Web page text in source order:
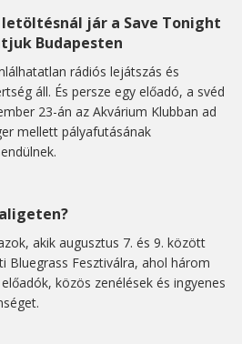
jár a Save Tonight
Budapesten
rádiós lejátszás és
áll. És persze egy előadó, a svéd
23-án az Akvárium Klubban ad
mellett pályafutásának
akik augusztus 7. és 9. között
Bluegrass Fesztiválra, ahol három
közös zenélések és ingyenes